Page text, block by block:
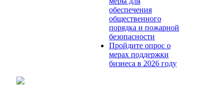
обеспечения
общественного
порядка и пожарной
безопасности
Пройдите опрос о
мерах поддержки
бизнеса в 2026 году